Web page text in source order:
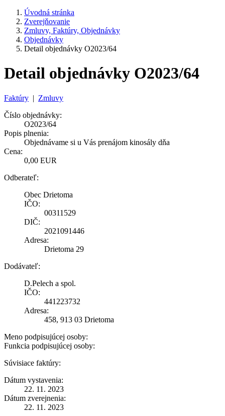
Úvodná stránka
Zverejňovanie
Zmluvy, Faktúry, Objednávky
Objednávky
Detail objednávky O2023/64
Detail objednávky O2023/64
Faktúry | Zmluvy
Číslo objednávky:
O2023/64
Popis plnenia:
Objednávame si u Vás prenájom kinosály dňa
Cena:
0,00 EUR
Odberateľ:
Obec Drietoma
IČO:
00311529
DIČ:
2021091446
Adresa:
Drietoma 29
Dodávateľ:
D.Pelech a spol.
IČO:
441223732
Adresa:
458, 913 03 Drietoma
Meno podpisujúcej osoby:
Funkcia podpisujúcej osoby:
Súvisiace faktúry:
Dátum vystavenia:
22. 11. 2023
Dátum zverejnenia:
22. 11. 2023